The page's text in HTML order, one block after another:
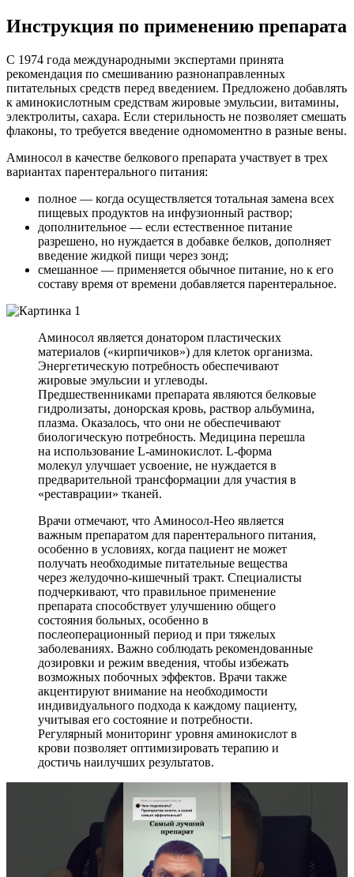
Инструкция по применению препарата
С 1974 года международными экспертами принята
рекомендация по смешиванию разнонаправленных
питательных средств перед введением. Предложено добавлять
к аминокислотным средствам жировые эмульсии, витамины,
электролиты, сахара. Если стерильность не позволяет смешать
флаконы, то требуется введение одномоментно в разные вены.
Аминосол в качестве белкового препарата участвует в трех
вариантах парентерального питания:
полное — когда осуществляется тотальная замена всех
пищевых продуктов на инфузионный раствор;
дополнительное — если естественное питание
разрешено, но нуждается в добавке белков, дополняет
введение жидкой пищи через зонд;
смешанное — применяется обычное питание, но к его
составу время от времени добавляется парентеральное.
Аминосол является донатором пластических
материалов («кирпичиков») для клеток организма.
Энергетическую потребность обеспечивают
жировые эмульсии и углеводы.
Предшественниками препарата являются белковые
гидролизаты, донорская кровь, раствор альбумина,
плазма. Оказалось, что они не обеспечивают
биологическую потребность. Медицина перешла
на использование L-аминокислот. L-форма
молекул улучшает усвоение, не нуждается в
предварительной трансформации для участия в
«реставрации» тканей.
Врачи отмечают, что Аминосол-Нео является
важным препаратом для парентерального питания,
особенно в условиях, когда пациент не может
получать необходимые питательные вещества
через желудочно-кишечный тракт. Специалисты
подчеркивают, что правильное применение
препарата способствует улучшению общего
состояния больных, особенно в
послеоперационный период и при тяжелых
заболеваниях. Важно соблюдать рекомендованные
дозировки и режим введения, чтобы избежать
возможных побочных эффектов. Врачи также
акцентируют внимание на необходимости
индивидуального подхода к каждому пациенту,
учитывая его состояние и потребности.
Регулярный мониторинг уровня аминокислот в
крови позволяет оптимизировать терапию и
достичь наилучших результатов.